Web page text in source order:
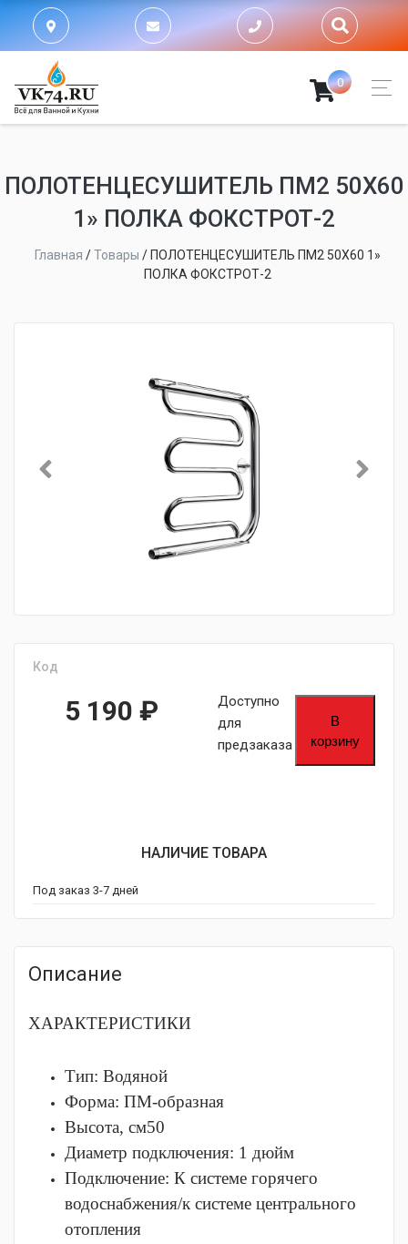
0
ПОЛОТЕНЦЕСУШИТЕЛЬ ПМ2 50Х60
1» ПОЛКА ФОКСТРОТ-2
Главная /Товары / ПОЛОТЕНЦЕСУШИТЕЛЬ ПМ2 50Х60 1»
ПОЛКА ФОКСТРОТ-2
Код
5 190 ₽
Доступно
для
предзаказа
В
корзину
НАЛИЧИЕ ТОВАРА
Под заказ 3-7 дней
Описание
ХАРАКТЕРИСТИКИ
Тип: Водяной
Форма: ПМ-образная
Высота, см50
Диаметр подключения: 1 дюйм
Подключение: К системе горячего
водоснабжения/к системе центрального
отопления